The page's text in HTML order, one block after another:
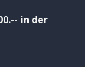
in der